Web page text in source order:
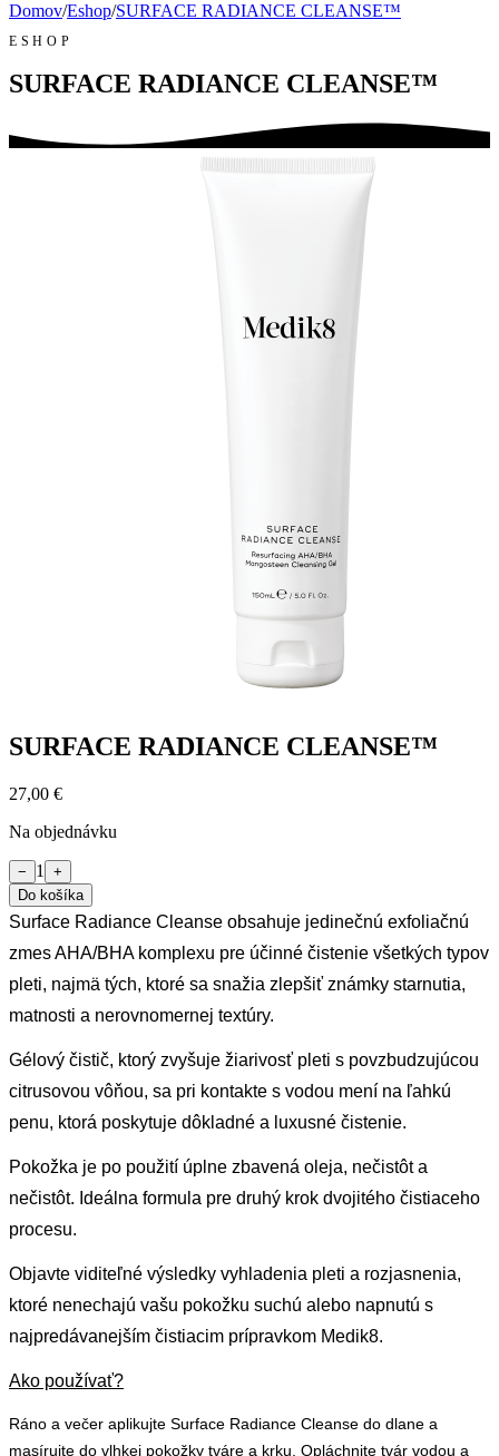
Domov/Eshop/SURFACE RADIANCE CLEANSE™
ESHOP
SURFACE RADIANCE CLEANSE™
SURFACE RADIANCE CLEANSE™
27,00 €
Na objednávku
− 1
+
Do košíka
Surface Radiance Cleanse obsahuje jedinečnú exfoliačnú
zmes AHA/BHA komplexu pre účinné čistenie všetkých typov
pleti, najmä tých, ktoré sa snažia zlepšiť známky starnutia,
matnosti a nerovnomernej textúry.
Gélový čistič, ktorý zvyšuje žiarivosť pleti s povzbudzujúcou
citrusovou vôňou, sa pri kontakte s vodou mení na ľahkú
penu, ktorá poskytuje dôkladné a luxusné čistenie.
Pokožka je po použití úplne zbavená oleja, nečistôt a
nečistôt. Ideálna formula pre druhý krok dvojitého čistiaceho
procesu.
Objavte viditeľné výsledky vyhladenia pleti a rozjasnenia,
ktoré nenechajú vašu pokožku suchú alebo napnutú s
najpredávanejším čistiacim prípravkom Medik8.
Ako používať?
Ráno a večer aplikujte Surface Radiance Cleanse do dlane a
masírujte do vlhkej pokožky tváre a krku. Opláchnite tvár vodou a